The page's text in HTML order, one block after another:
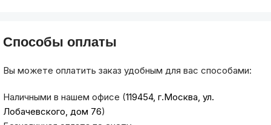
Способы оплаты
Вы можете оплатить заказ удобным для вас способами:
Наличными в нашем офисе (119454, г.Москва, ул.
Лобачевского, дом 76)